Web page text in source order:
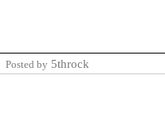
Posted by 5throck